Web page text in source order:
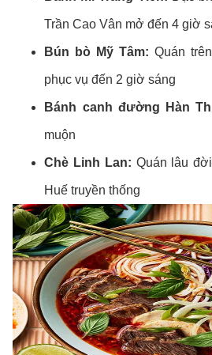
Trần Cao Vân mở đến 4 giờ
Bún bò Mỹ Tâm: Quán
phục vụ đến 2 giờ sáng
Bánh canh đường Hàn
muộn
Chè Linh Lan: Quán lâu
Huế truyền thống